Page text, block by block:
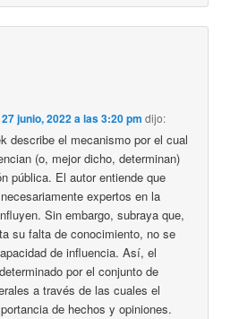
27 junio, 2022 a las 3:20 pm dijo:
describe el mecanismo por el cual
(o, mejor dicho, determinan)
pública. El autor entiende que
expertos en la
Sin embargo, subraya que,
su falta de conocimiento, no se
de influencia. Así, el
por el conjunto de
a través de las cuales el
de hechos y opiniones.